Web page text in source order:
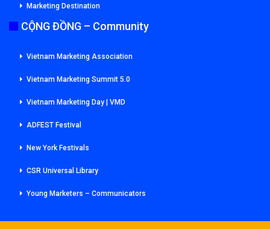
Marketing Destination
CỘNG ĐỒNG – Community
Vietnam Marketing Association
Vietnam Marketing Summit 5.0
Vietnam Marketing Day | VMD
ADFEST Festival
New York Festivals
CSR Universal Library
Young Marketers – Communicators